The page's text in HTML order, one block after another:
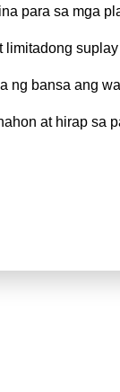
para sa mga
limitadong
ng bansa ang
at hirap sa